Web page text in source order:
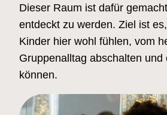
Dieser Raum ist dafür
entdeckt zu werden. Ziel ist
Kinder hier wohl fühlen, vom
Gruppenalltag abschalten und
können.